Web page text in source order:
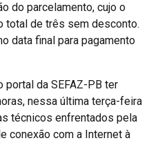
do parcelamento, cujo o
total de três sem desconto.
data final para pagamento
da SEFAZ-PB ter
nessa última terça-feira
técnicos enfrentados pela
conexão com a Internet à